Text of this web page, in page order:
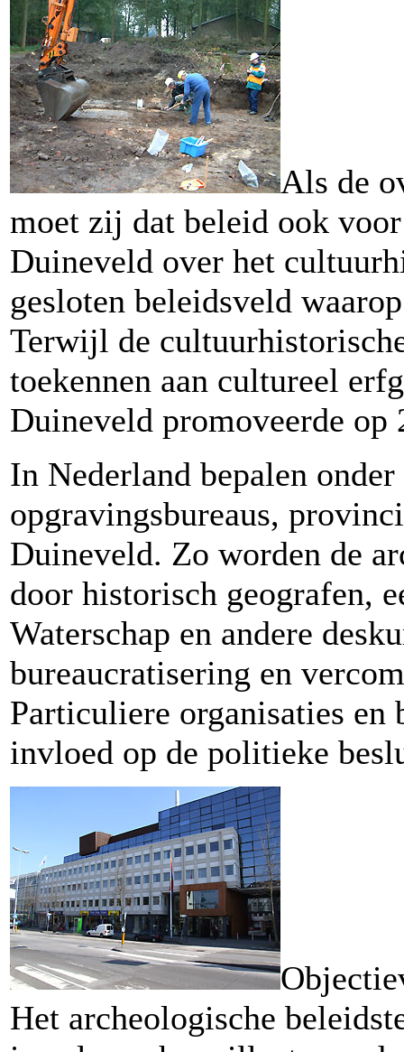
Als de
moet zij dat beleid ook
Duineveld over het
gesloten beleidsveld
Terwijl de
toekennen aan cultureel
Duineveld promoveerde
In Nederland bepalen
opgravingsbureaus,
Duineveld. Zo worden de
door historisch geografen,
Waterschap en andere
bureaucratisering en
Particuliere organisaties en
invloed op de politieke
Het archeologische